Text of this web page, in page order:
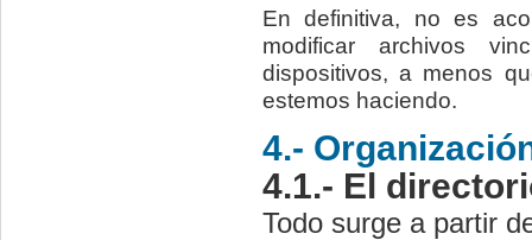
En definitiva, no es
modificar archivos
dispositivos, a menos
estemos haciendo.
4.-
4.1.- El
Todo surge a partir